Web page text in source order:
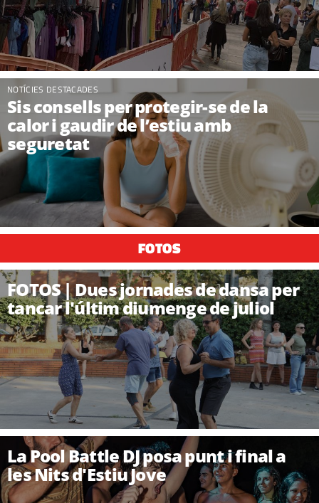
NOTÍCIES DESTACADES
Sis consells per protegir-se de la
calor i gaudir de l’estiu amb
seguretat
FOTOS
FOTOS | Dues jornades de dansa per
tancar l'últim diumenge de juliol
La Pool Battle DJ posa punt i final a
les Nits d'Estiu Jove